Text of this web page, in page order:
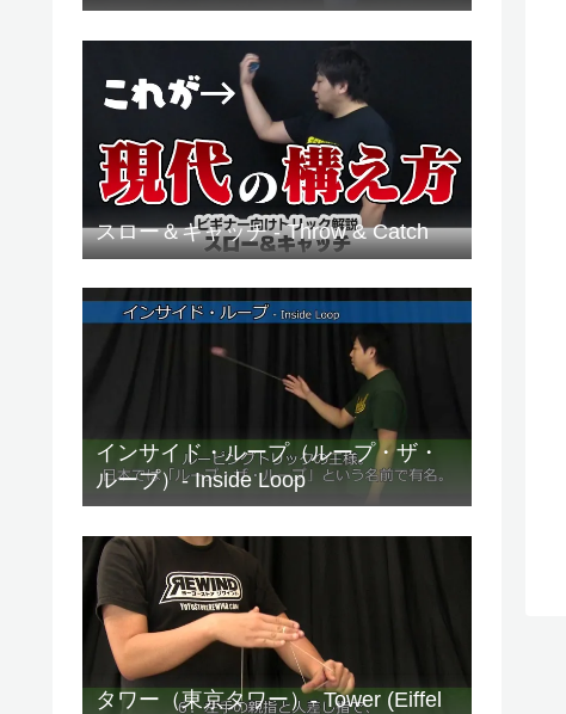
スロー＆キャッチ - Throw & Catch
インサイド・ループ（ループ・ザ・
ループ）- Inside Loop
タワー（東京タワー）- Tower (Eiffel